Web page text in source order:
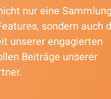
nur eine
sondern auch
unserer engagierten
Beiträge unserer